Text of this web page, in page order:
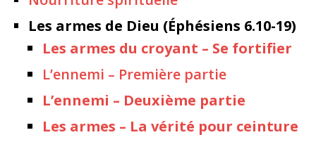
Les armes de Dieu (Éphésiens 6.10-19)
Les armes du croyant – Se fortifier
L’ennemi – Première partie
L’ennemi – Deuxième partie
Les armes – La vérité pour ceinture